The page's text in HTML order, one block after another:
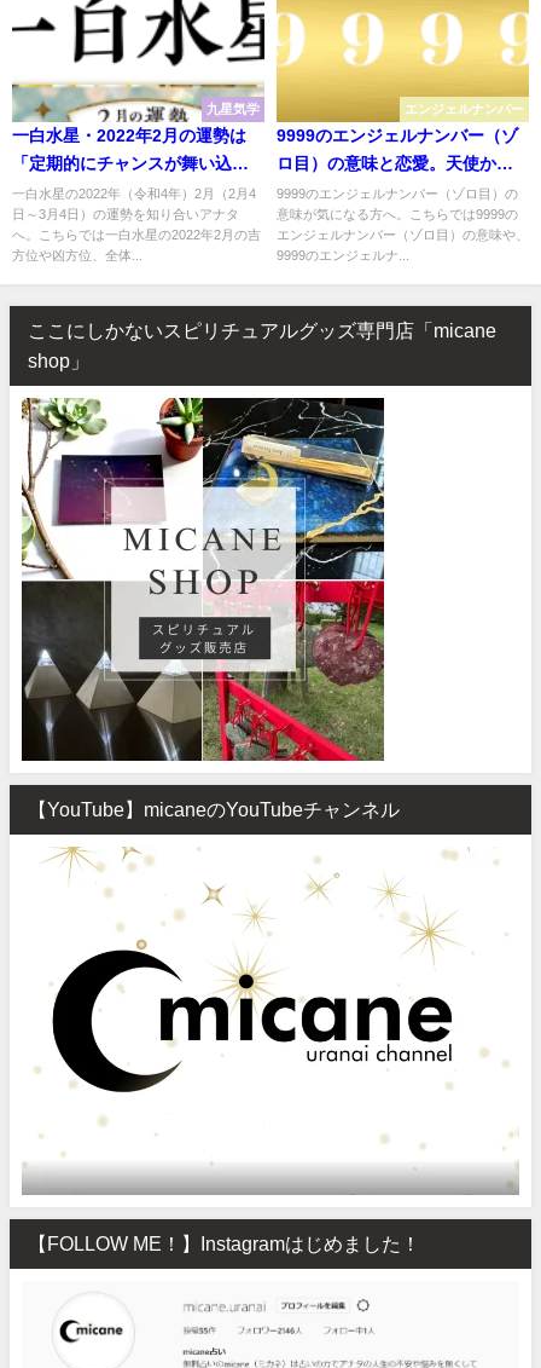
九星気学
一白水星・2022年2月の運勢は
「定期的にチャンスが舞い込む
暗示」吉方位は「南・北・西」
一白水星の2022年（令和4年）2月（2月4
日～3月4日）の運勢を知り合いアナタ
へ。こちらでは一白水星の2022年2月の吉
方位や凶方位、全体...
エンジェルナンバー
9999のエンジェルナンバー（ゾ
ロ目）の意味と恋愛。天使から
のメッセージは「人生の新しい
ステップが始まる時」「始まり
と終わり」
9999のエンジェルナンバー（ゾロ目）の
意味が気になる方へ。こちらでは9999の
エンジェルナンバー（ゾロ目）の意味や、
9999のエンジェルナ...
ここにしかないスピリチュアルグッズ専門店「micane
shop」
【YouTube】micaneのYouTubeチャンネル
【FOLLOW ME！】Instagramはじめました！